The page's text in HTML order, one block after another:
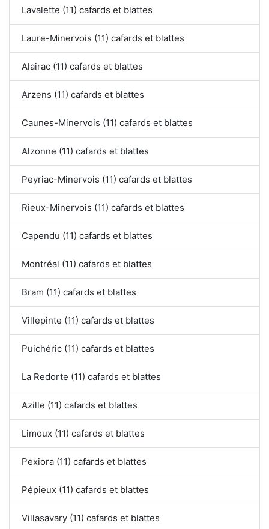
Lavalette (11) cafards et blattes
Laure-Minervois (11) cafards et blattes
Alairac (11) cafards et blattes
Arzens (11) cafards et blattes
Caunes-Minervois (11) cafards et blattes
Alzonne (11) cafards et blattes
Peyriac-Minervois (11) cafards et blattes
Rieux-Minervois (11) cafards et blattes
Capendu (11) cafards et blattes
Montréal (11) cafards et blattes
Bram (11) cafards et blattes
Villepinte (11) cafards et blattes
Puichéric (11) cafards et blattes
La Redorte (11) cafards et blattes
Azille (11) cafards et blattes
Limoux (11) cafards et blattes
Pexiora (11) cafards et blattes
Pépieux (11) cafards et blattes
Villasavary (11) cafards et blattes